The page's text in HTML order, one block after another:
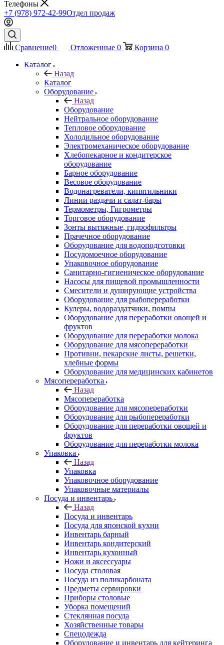
Телефоны
+7 (978) 972-42-99Отдел продаж
Сравнение0 Отложенные 0 Корзина 0
Каталог
Назад
Каталог
Оборудование
Назад
Оборудование
Нейтральное оборудование
Тепловое оборудование
Холодильное оборудование
Электромеханическое оборудование
Хлебопекарное и кондитерское
оборудование
Барное оборудование
Весовое оборудование
Водонагреватели, кипятильники
Линии раздачи и салат-бары
Термометры, Гигрометры
Торговое оборудование
Зонты вытяжные, гидрофильтры
Прачечное оборудование
Оборудование для водоподготовки
Посудомоечное оборудование
Упаковочное оборудование
Санитарно-гигиеническое оборудование
Насосы для пищевой промышленности
Смесители и душирующие устройства
Оборудование для рыбопереработки
Кулеры, водораздатчики, помпы
Оборудование для переработки овощей и
фруктов
Оборудование для переработки молока
Оборудование для мясопереработки
Противни, пекарские листы, решетки,
хлебные формы
Оборудование для медицинских кабинетов
Мясопереработка
Назад
Мясопереработка
Оборудование для мясопереработки
Оборудование для рыбопереработки
Оборудование для переработки овощей и
фруктов
Оборудование для переработки молока
Упаковка
Назад
Упаковка
Упаковочное оборудование
Упаковочные материалы
Посуда и инвентарь
Назад
Посуда и инвентарь
Посуда для японской кухни
Инвентарь барный
Инвентарь кондитерский
Инвентарь кухонный
Ножи и аксессуары
Посуда столовая
Посуда из поликарбоната
Предметы сервировки
Приборы столовые
Уборка помещений
Стеклянная посуда
Хозяйственные товары
Спецодежда
Оборудование и инвентарь для кейтеринга